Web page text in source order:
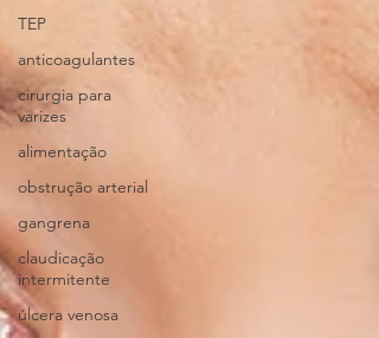
TEP
anticoagulantes
cirurgia para
varizes
alimentação
obstrução arterial
gangrena
claudicação
intermitente
úlcera venosa